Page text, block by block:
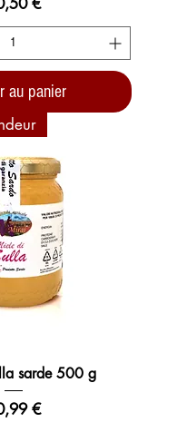
au panier
sarde 500 g
€